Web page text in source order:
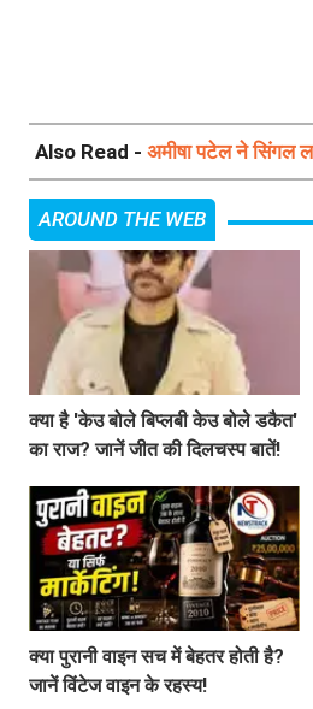
Also Read - अमीषा पटेल ने सिंगल
AROUND THE WEB
क्या है 'केउ बोले बिप्लबी केउ बोले डकैत'
का राज? जानें जीत की दिलचस्प बातें!
क्या पुरानी वाइन सच में बेहतर होती है?
जानें विंटेज वाइन के रहस्य!